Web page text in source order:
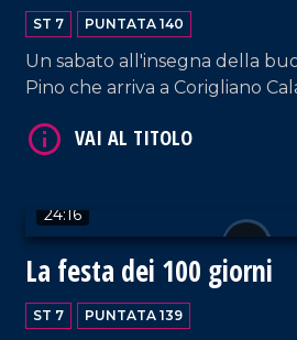
ST 7 PUNTATA 140
Un sabato all'insegna della
Pino che arriva a Corigliano
24:16
La festa dei 100 giorni
ST 7 PUNTATA 139